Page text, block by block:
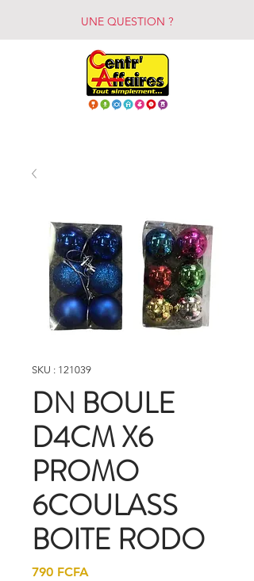
UNE QUESTION ?
SKU : 121039
DN BOULE
D4CM X6
PROMO
6COULASS
BOITE RODO
790 FCFA